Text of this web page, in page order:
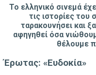
Το ελληνικό σινεμά
τις ιστορίες του
ταρακουνήσει και
αφηγηθεί όσα
θέλουμε
Έρωτας: «Ευδοκία»